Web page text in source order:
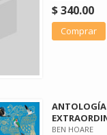
$ 340.00
Comprar
ANTOLOGÍA
BEN HOARE